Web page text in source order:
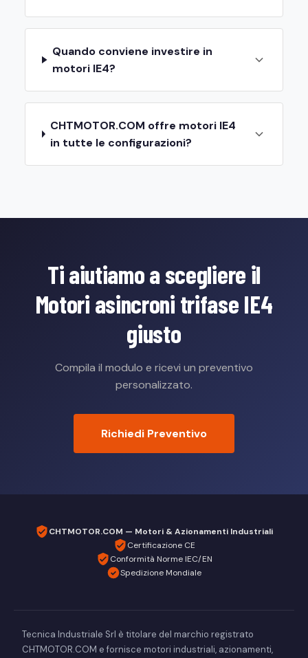
Quando conviene investire in
motori IE4?
CHTMOTOR.COM offre motori IE4
in tutte le configurazioni?
Ti aiutiamo a scegliere il
Motori asincroni trifase IE4
giusto
Compila il modulo e ricevi un preventivo
personalizzato.
Richiedi Preventivo
CHTMOTOR.COM — Motori & Azionamenti Industriali
Certificazione CE
Conformità Norme IEC/EN
Spedizione Mondiale
Tecnica Industriale Srl è titolare del marchio registrato
CHTMOTOR.COM e fornisce motori industriali, azionamenti,